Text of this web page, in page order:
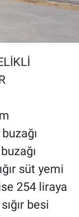
süt yemi
254 liraya
besi